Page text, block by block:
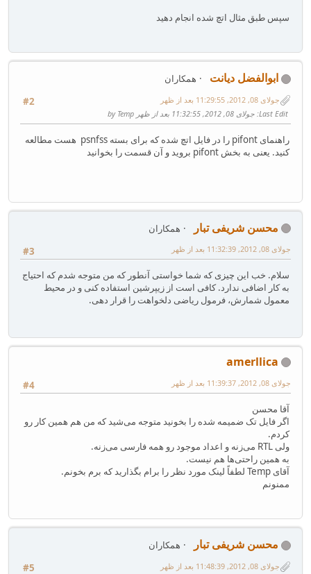
سپس طبق مثال اتچ شده انجام دهید
ابوالفضل دیانت
همکاران
#2
جولای 08, 2012, 11:29:55 بعد از ظهر
Last Edit: جولای 08, 2012, 11:32:55 بعد از ظهر by Temp
راهنمای pifont‌ را در فایل اتچ شده که برای بسته psnfss هست مطالعه
کنید. یعنی به بخش pifont بروید و آن قسمت را بخوانید
محسن شریفی تبار
همکاران
#3
جولای 08, 2012, 11:32:39 بعد از ظهر
سلام. خب این چیزی که شما خواستی آنطور که من متوجه شدم که احتیاج
به کار اضافی ندارد. کافی است از زیپرشین استفاده کنی و در محیط
معمول شمارش، فرمول ریاضی دلخواهت را قرار دهی.
amerllica
#4 جولای 08, 2012, 11:39:37 بعد از ظهر
آقا محسن
اگر فایل تک ضمیمه شده را بخونید متوجه می‌شید که من هم همین کار رو
کردم.
ولی RTL می‌زنه و اعداد موجود رو همه فارسی می‌زنه.
به همین راحتی‌ها هم نیست.
آقای Temp لطفاً لینک مورد نظر را برام بگذارید که برم بخونم.
ممنونم
محسن شریفی تبار
همکاران
#5
جولای 08, 2012, 11:48:39 بعد از ظهر